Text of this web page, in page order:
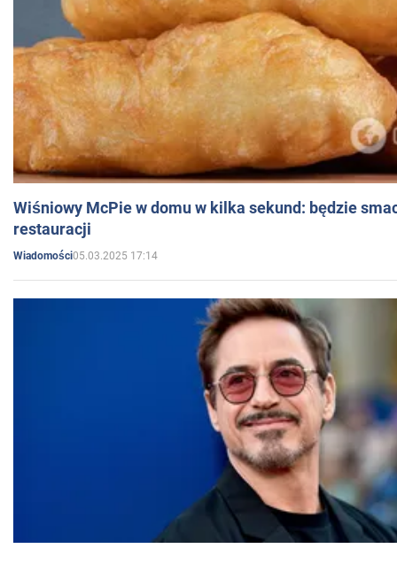
Wiśniowy McPie w domu w kilka sekund: będzie
restauracji
Wiadomości05.03.2025 17:14